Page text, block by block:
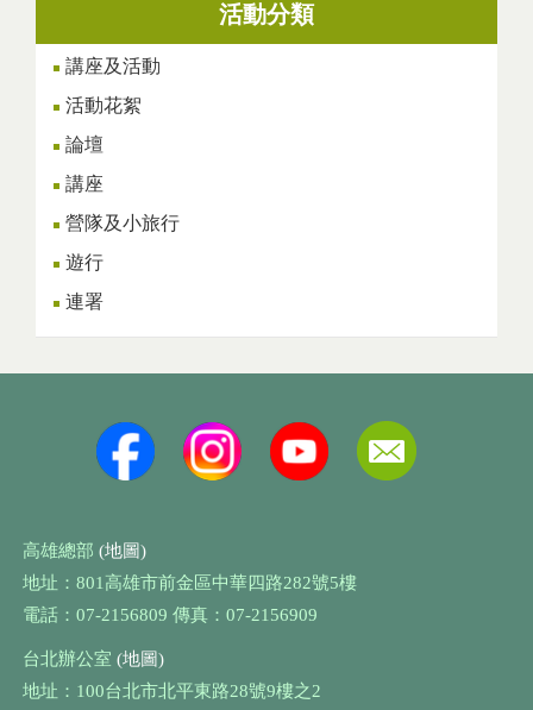
活動分類
講座及活動
活動花絮
論壇
講座
營隊及小旅行
遊行
連署
高雄總部 (地圖)
地址：801高雄市前金區中華四路282號5樓
電話：07-2156809 傳真：07-2156909
台北辦公室 (地圖)
地址：100台北市北平東路28號9樓之2